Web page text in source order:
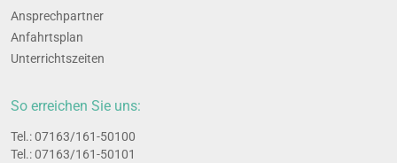
Ansprech­part­ner
Anfahrts­plan
Unter­richts­zei­ten
So erreichen Sie uns:
Tel.: 07163/161-50100
Tel.: 07163/161-50101